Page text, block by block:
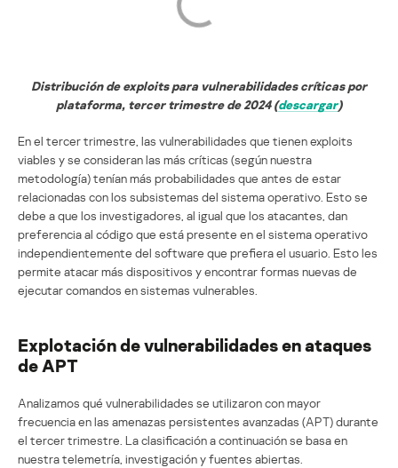
Distribución de exploits para vulnerabilidades críticas por
plataforma, tercer trimestre de 2024 (descargar)
En el tercer trimestre, las vulnerabilidades que tienen exploits
viables y se consideran las más críticas (según nuestra
metodología) tenían más probabilidades que antes de estar
relacionadas con los subsistemas del sistema operativo. Esto se
debe a que los investigadores, al igual que los atacantes, dan
preferencia al código que está presente en el sistema operativo
independientemente del software que prefiera el usuario. Esto les
permite atacar más dispositivos y encontrar formas nuevas de
ejecutar comandos en sistemas vulnerables.
Explotación de vulnerabilidades en ataques
de APT
Analizamos qué vulnerabilidades se utilizaron con mayor
frecuencia en las amenazas persistentes avanzadas (APT) durante
el tercer trimestre. La clasificación a continuación se basa en
nuestra telemetría, investigación y fuentes abiertas.